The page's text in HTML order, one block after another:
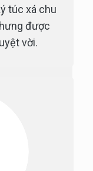
túc xá chu
được
vời.